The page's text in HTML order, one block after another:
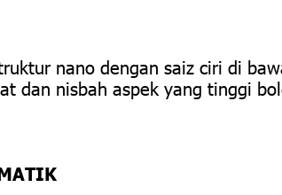
nano dengan saiz ciri di
dan nisbah aspek yang tinggi